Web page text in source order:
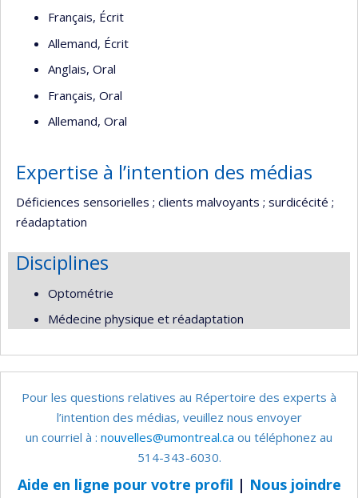
Français, Écrit
Allemand, Écrit
Anglais, Oral
Français, Oral
Allemand, Oral
Expertise à l’intention des médias
Déficiences sensorielles ; clients malvoyants ; surdicécité ;
réadaptation
Disciplines
Optométrie
Médecine physique et réadaptation
Pour les questions relatives au Répertoire des experts à
l’intention des médias, veuillez nous envoyer
un courriel à : nouvelles@umontreal.ca ou téléphonez au
514-343-6030.
Aide en ligne pour votre profil | Nous joindre